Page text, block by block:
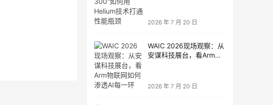
2026 年 7 月 20 日
WAIC 2026现场观察：从
安谋科技展台，看Arm物
2026 年 7 月 20 日